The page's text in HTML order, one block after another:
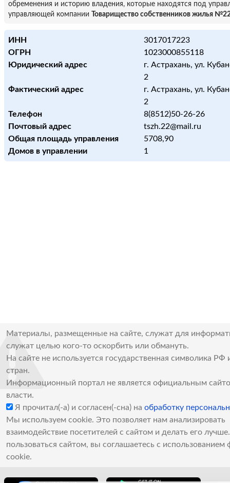
обременения и историю владения, которые находятся под
управляющей компании
Товарищество собственников жилья
ИНН
3017017223
ОГРН
1023000855118
Юридический адрес
г. Астрахань, ул.
2
Фактический адрес
г. Астрахань, ул.
2
Телефон
8(8512)50-26-26
Почтовый адрес
tszh.22@mail.ru
Общая площадь управления
5708,90
Домов в управлении
1
Материалы, размещенные на сайте, служат для
служат целью кого-то оскорбить или обмануть.
На сайте не используется государственная символика РФ
стран.
Информационный портал не является официальным
власти.
Я прочитал(-а) и согласен(-сна) на обработку
Мы используем cookie. Это позволяет нам анализировать
взаимодействие посетителей с сайтом и делать его
пользоваться сайтом, вы соглашаетесь с использованием
cookie.